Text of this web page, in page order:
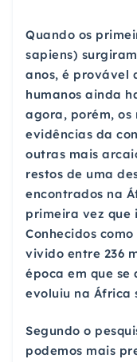
Quando os
sapiens)
anos, é provável
humanos ainda
agora, porém, os
evidências da
outras mais
restos de uma
encontrados na
primeira vez que
Conhecidos
vivido entre 236
época em que se
evoluiu na África
Segundo o
podemos mais